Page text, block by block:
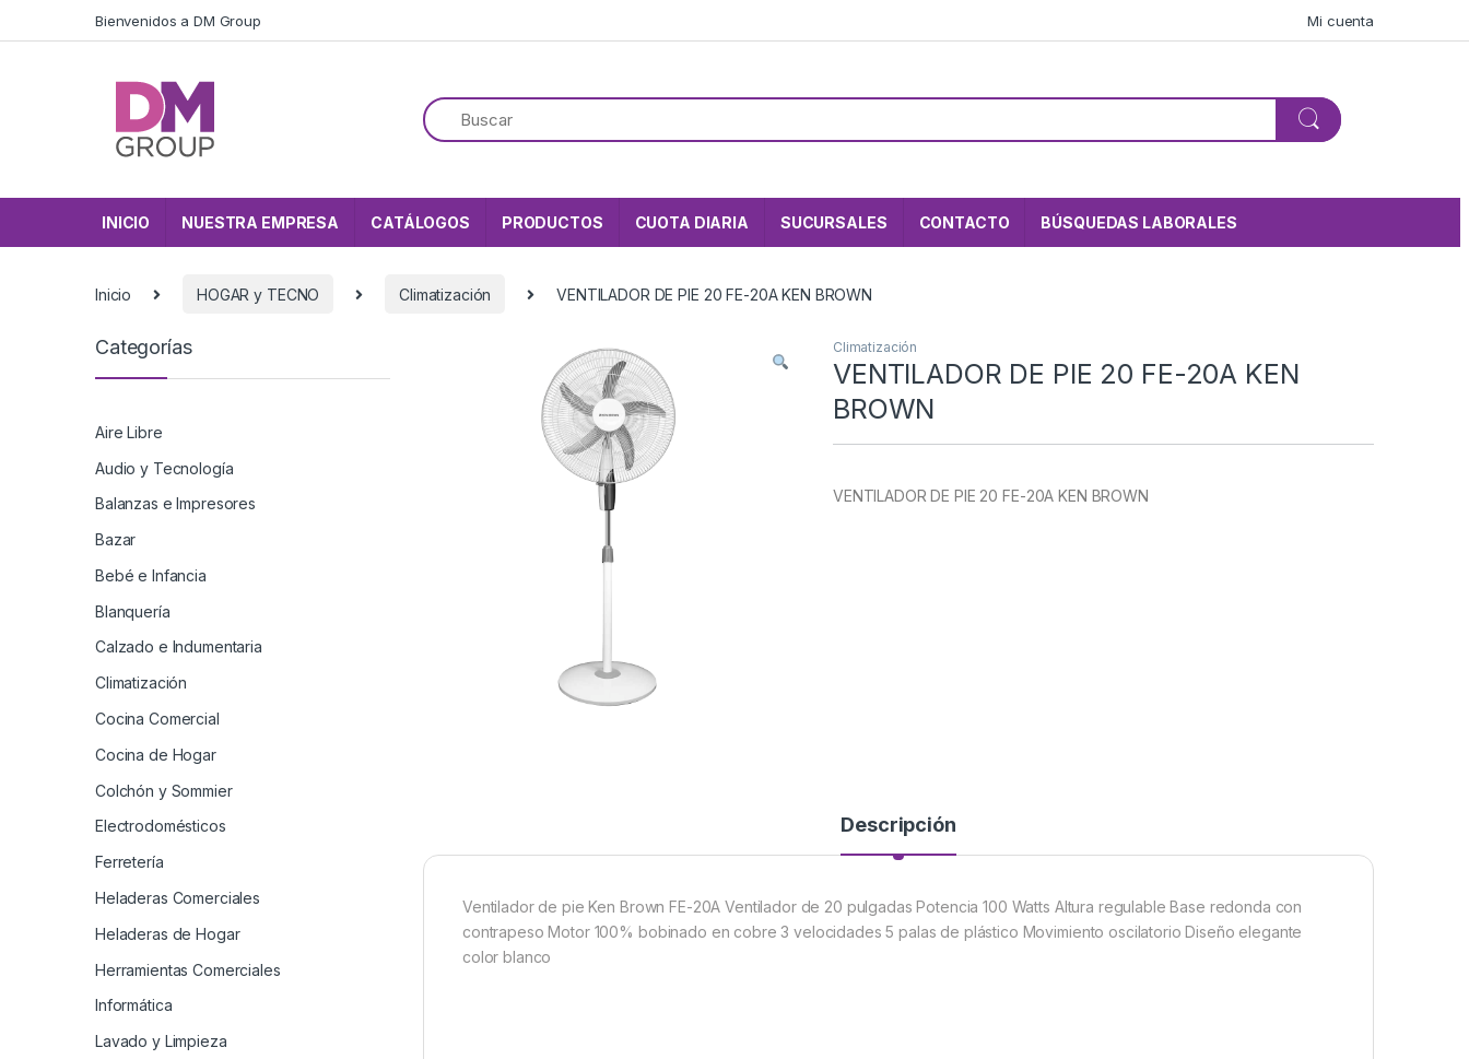
Bienvenidos a DM Group Mi cuenta
INICIO NUESTRA EMPRESA CATÁLOGOS PRODUCTOS CUOTA DIARIA SUCURSALES CONTACTO BÚSQUEDAS LABORALES
Inicio HOGAR y TECNO Climatización VENTILADOR DE PIE 20 FE-20A KEN BROWN
Climatización
VENTILADOR DE PIE 20 FE-20A KEN
BROWN
VENTILADOR DE PIE 20 FE-20A KEN BROWN
Descripción
Ventilador de pie Ken Brown FE-20A Ventilador de 20 pulgadas Potencia 100 Watts Altura regulable Base redonda con
contrapeso Motor 100% bobinado en cobre 3 velocidades 5 palas de plástico Movimiento oscilatorio Diseño elegante
color blanco
Categorías
Aire Libre
Audio y Tecnología
Balanzas e Impresores
Bazar
Bebé e Infancia
Blanquería
Calzado e Indumentaria
Climatización
Cocina Comercial
Cocina de Hogar
Colchón y Sommier
Electrodomésticos
Ferretería
Heladeras Comerciales
Heladeras de Hogar
Herramientas Comerciales
Informática
Lavado y Limpieza